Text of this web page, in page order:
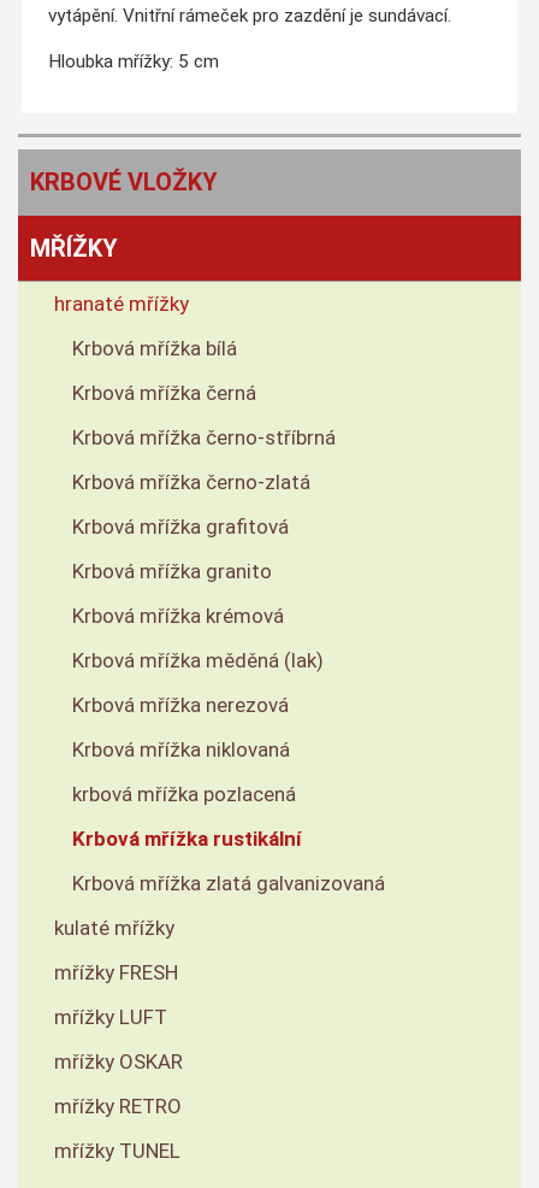
vytápění. Vnitřní rámeček pro zazdění je sundávací.
Hloubka mřížky: 5 cm
KRBOVÉ VLOŽKY
MŘÍŽKY
hranaté mřížky
Krbová mřížka bílá
Krbová mřížka černá
Krbová mřížka černo-stříbrná
Krbová mřížka černo-zlatá
Krbová mřížka grafitová
Krbová mřížka granito
Krbová mřížka krémová
Krbová mřížka měděná (lak)
Krbová mřížka nerezová
Krbová mřížka niklovaná
krbová mřížka pozlacená
Krbová mřížka rustikální
Krbová mřížka zlatá galvanizovaná
kulaté mřížky
mřížky FRESH
mřížky LUFT
mřížky OSKAR
mřížky RETRO
mřížky TUNEL